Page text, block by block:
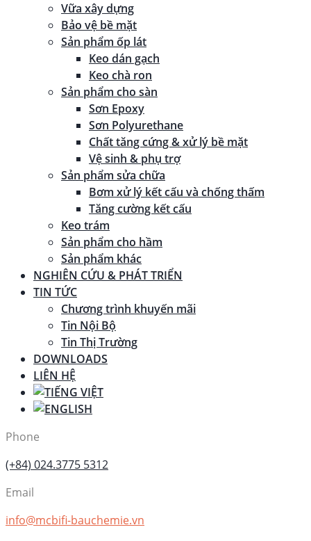
Vữa xây dựng
Bảo vệ bề mặt
Sản phẩm ốp lát
Keo dán gạch
Keo chà ron
Sản phẩm cho sàn
Sơn Epoxy
Sơn Polyurethane
Chất tăng cứng & xử lý bề mặt
Vệ sinh & phụ trợ
Sản phẩm sửa chữa
Bơm xử lý kết cấu và chống thấm
Tăng cường kết cấu
Keo trám
Sản phẩm cho hầm
Sản phẩm khác
NGHIÊN CỨU & PHÁT TRIỂN
TIN TỨC
Chương trình khuyến mãi
Tin Nội Bộ
Tin Thị Trường
DOWNLOADS
LIÊN HỆ
Phone
(+84) 024.3775 5312
Email
info@mcbifi-bauchemie.vn